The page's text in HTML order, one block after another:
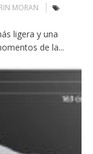
MORAN
ligera y una
de la...